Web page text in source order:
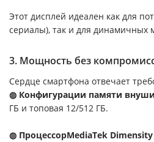
Этот дисплей идеален как для
сериалы), так и для динамичных
3. Мощность без
Сердце смартфона отвечает
◍ Конфигурации памяти
ГБ и топовая 12/512 ГБ.
◍ ПроцессорMediaTek